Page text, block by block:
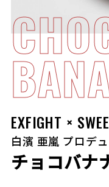
EXFIGHT ×
白濱 亜嵐 プロデ
チョコバナ